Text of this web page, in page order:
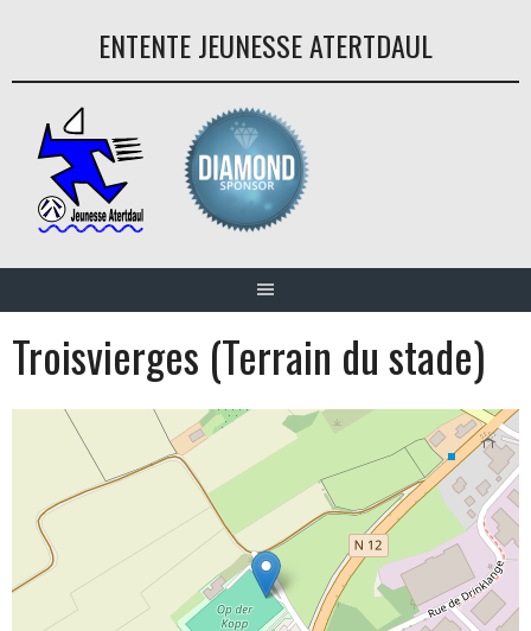
ENTENTE JEUNESSE ATERTDAUL
Troisvierges (Terrain du stade)